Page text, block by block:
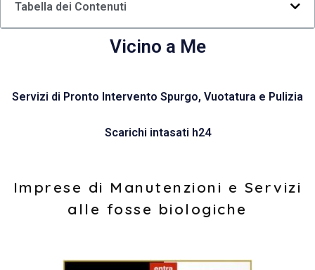
Tabella dei Contenuti
Vicino a Me
Servizi di Pronto Intervento Spurgo, Vuotatura e Pulizia
Scarichi intasati h24
Imprese di Manutenzioni e Servizi
alle fosse biologiche